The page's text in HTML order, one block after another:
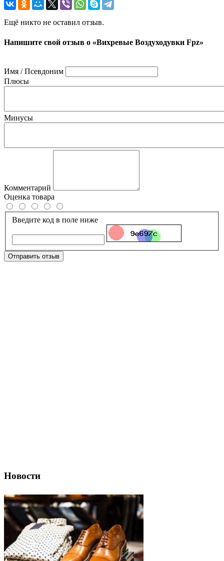
Ещё никто не оставил отзыв.
Напишите свой отзыв о «Вихревые Воздуходувки Fpz»
Имя / Псевдоним
Плюсы
Минусы
Комментарий
Оценка товара
Введите код в поле ниже
Отправить отзыв
Новости